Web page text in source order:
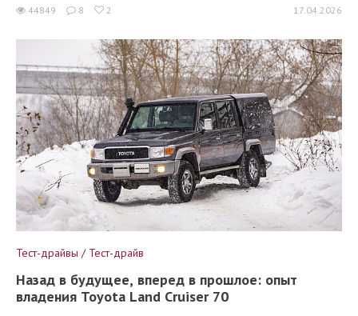
44849 8 2 17.04.2026
Тест-драйвы / Тест-драйв
Назад в будущее, вперед в прошлое: опыт
владения Toyota Land Cruiser 70